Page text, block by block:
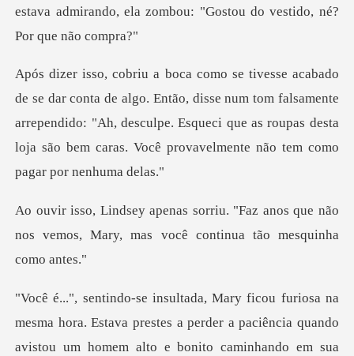
ntão, disse num tom falsamente
arrependido: "Ah, desculpe. Esqueci que as roupas
Faz anos que não
nos vemos, Mary, mas v
mesma hora. Estava prestes a perder a paciência quando
a